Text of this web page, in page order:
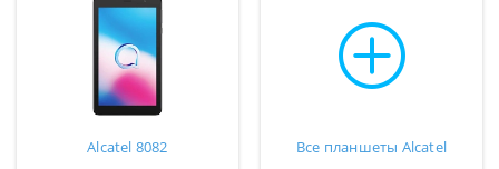
Alcatel 8082 Все планшеты Alcatel